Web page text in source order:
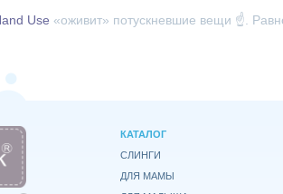
Use «оживит» потускневшие вещи ☝️.
КАТАЛОГ
СЛИНГИ
ДЛЯ МАМЫ